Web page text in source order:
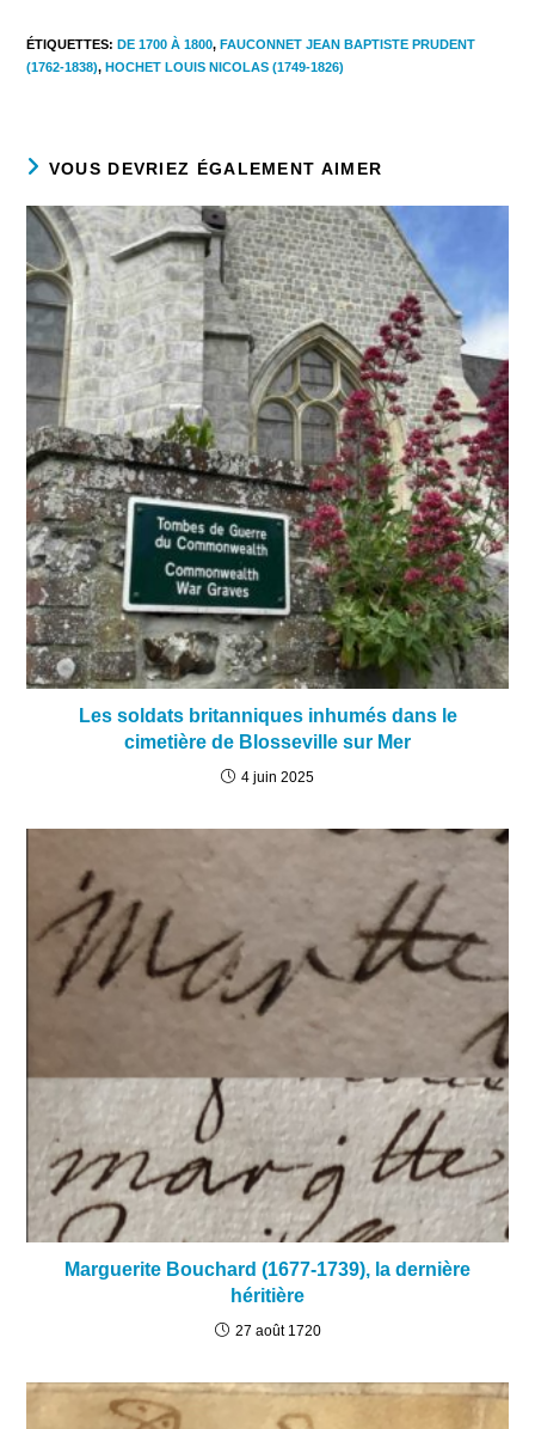
fenêtre fenêtre fenêtre fenêtre fenêtre
ÉTIQUETTES: DE 1700 À 1800, FAUCONNET JEAN BAPTISTE PRUDENT
(1762-1838), HOCHET LOUIS NICOLAS (1749-1826)
VOUS DEVRIEZ ÉGALEMENT AIMER
Les soldats britanniques inhumés dans le
cimetière de Blosseville sur Mer
4 juin 2025
Marguerite Bouchard (1677-1739), la dernière
héritière
27 août 1720